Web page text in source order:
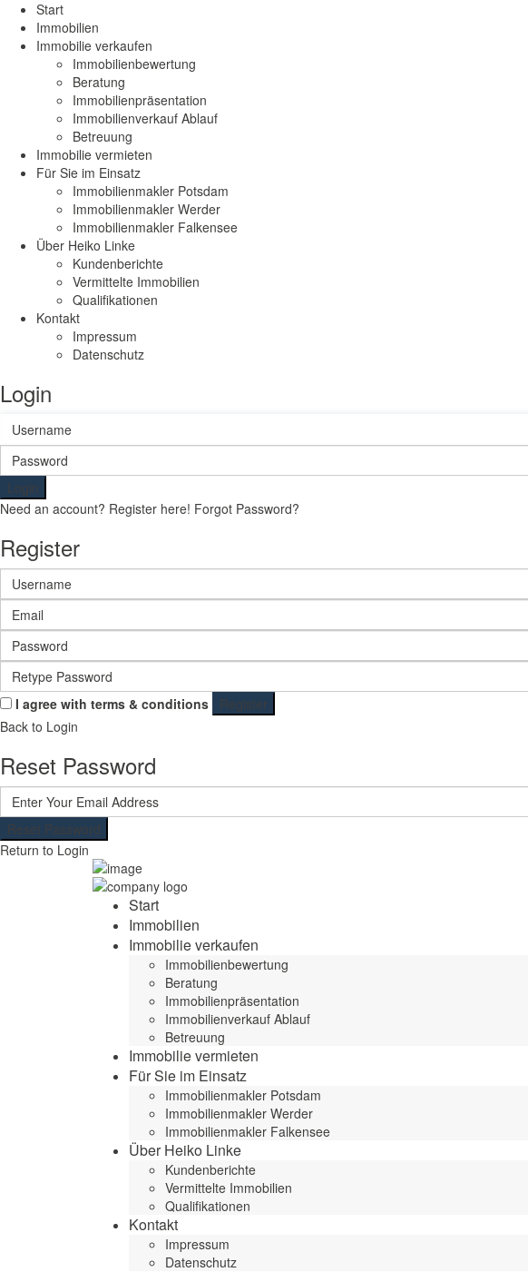
Start
Immobilien
Immobilie verkaufen
Immobilienbewertung
Beratung
Immobilienpräsentation
Immobilienverkauf Ablauf
Betreuung
Immobilie vermieten
Für Sie im Einsatz
Immobilienmakler Potsdam
Immobilienmakler Werder
Immobilienmakler Falkensee
Über Heiko Linke
Kundenberichte
Vermittelte Immobilien
Qualifikationen
Kontakt
Impressum
Datenschutz
Login
Login
Need an account? Register here! Forgot Password?
Register
I agree with terms & conditions
Register
Back to Login
Reset Password
Reset Password
Return to Login
Start
Immobilien
Immobilie verkaufen
Immobilienbewertung
Beratung
Immobilienpräsentation
Immobilienverkauf Ablauf
Betreuung
Immobilie vermieten
Für Sie im Einsatz
Immobilienmakler Potsdam
Immobilienmakler Werder
Immobilienmakler Falkensee
Über Heiko Linke
Kundenberichte
Vermittelte Immobilien
Qualifikationen
Kontakt
Impressum
Datenschutz